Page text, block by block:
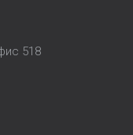
518